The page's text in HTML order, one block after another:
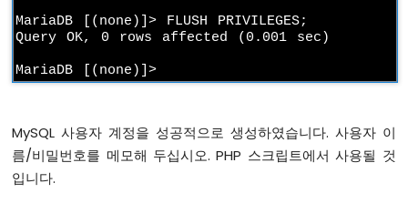
이
노
노
가
저
항
MariaDB [(none)]> FLUSH PRIVILEGES;
Query OK, 0 rows affected (0.001 sec)
MySQL 사용자 계정을 성공적으로 생성하였습니다. 사용자 이
름/비밀번호를 메모해 두십시오. PHP 스크립트에서 사용될 것
입니다.